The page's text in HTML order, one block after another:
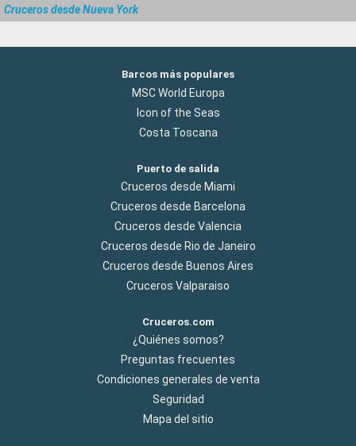
Cruceros desde Nueva York
Barcos más populares
MSC World Europa
Icon of the Seas
Costa Toscana
Puerto de salida
Cruceros desde Miami
Cruceros desde Barcelona
Cruceros desde Valencia
Cruceros desde Rio de Janeiro
Cruceros desde Buenos Aires
Cruceros Valparaiso
Cruceros.com
¿Quiénes somos?
Preguntas frecuentes
Condiciones generales de venta
Seguridad
Mapa del sitio